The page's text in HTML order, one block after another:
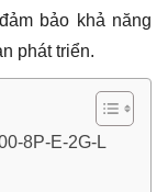
bảo khả năng
phát triển.
8P-E-2G-L